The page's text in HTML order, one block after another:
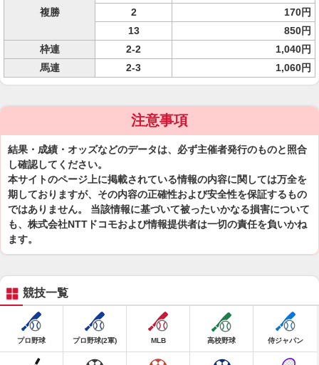
複勝
2
170円
13
850円
枠連
2-2
1,040円
馬連
2-3 1,060円
注意事項
結果・成績・オッズなどのデータは、必ず主催者発行のものと照合
し確認してください。
本サイトのページ上に掲載されている情報の内容に関しては万全を
期しておりますが、その内容の正確性および安全性を保証するもの
ではありません。 当該情報に基づいて被ったいかなる損害について
も、株式会社NTTドコモおよび情報提供者は一切の責任を負いかね
ます。
競技一覧
プロ野球 プロ野球(2軍) MLB 高校野球 侍ジャパン